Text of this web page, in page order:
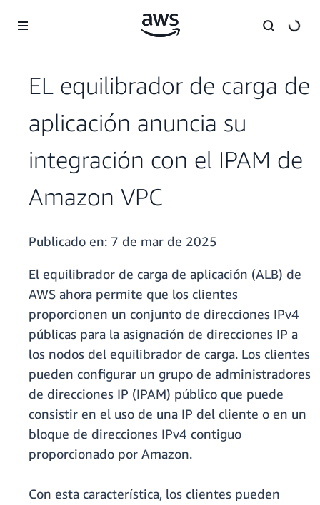
EL equilibrador de carga de
aplicación anuncia su
integración con el IPAM de
Amazon VPC
Publicado en: 7 de mar de 2025
El equilibrador de carga de aplicación (ALB) de
AWS ahora permite que los clientes
proporcionen un conjunto de direcciones IPv4
públicas para la asignación de direcciones IP a
los nodos del equilibrador de carga. Los clientes
pueden configurar un grupo de administradores
de direcciones IP (IPAM) público que puede
consistir en el uso de una IP del cliente o en un
bloque de direcciones IPv4 contiguo
proporcionado por Amazon.
Con esta característica, los clientes pueden